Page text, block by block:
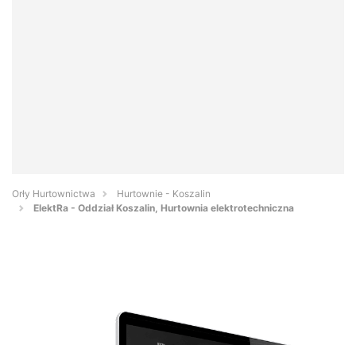
Orły Hurtownictwa
Hurtownie - Koszalin
ElektRa - Oddział Koszalin, Hurtownia elektrotechniczna